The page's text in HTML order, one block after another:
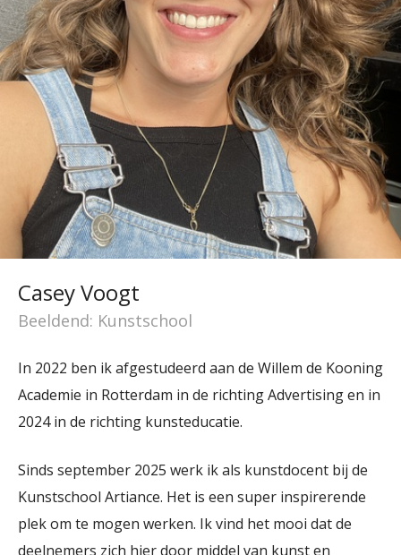
Casey Voogt
Beeldend: Kunstschool
In 2022 ben ik afgestudeerd aan de Willem de Kooning
Academie in Rotterdam in de richting Advertising en in
2024 in de richting kunsteducatie.
Sinds september 2025 werk ik als kunstdocent bij de
Kunstschool Artiance. Het is een super inspirerende
plek om te mogen werken. Ik vind het mooi dat de
deelnemers zich hier door middel van kunst en